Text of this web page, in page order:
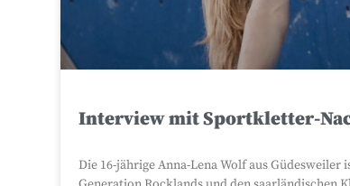
Interview mit Sportkletter-
Die 16-jährige Anna-Lena Wolf aus